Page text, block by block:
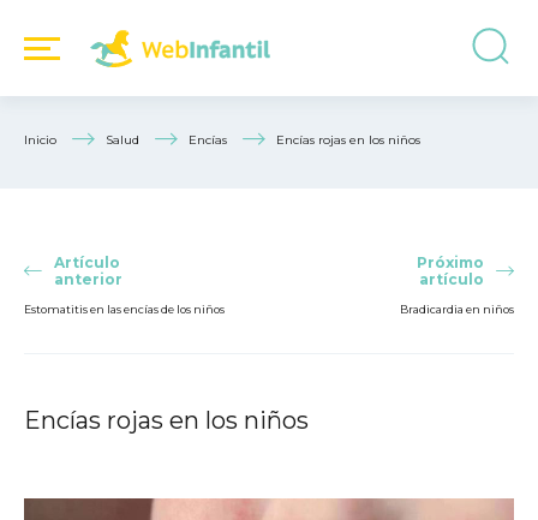
Inicio Salud Encías Encías rojas en los niños
Artículo
anterior
Estomatitis en las encías de los niños
Próximo
artículo
Bradicardia en niños
Encías rojas en los niños